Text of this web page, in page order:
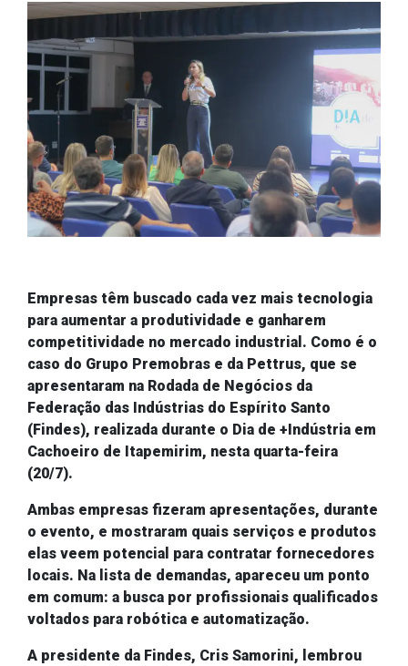
Empresas têm buscado cada vez mais tecnologia
para aumentar a produtividade e ganharem
competitividade no mercado industrial. Como é o
caso do Grupo Premobras e da Pettrus, que se
apresentaram na Rodada de Negócios da
Federação das Indústrias do Espírito Santo
(Findes), realizada durante o Dia de +Indústria em
Cachoeiro de Itapemirim, nesta quarta-feira
(20/7).
Ambas empresas fizeram apresentações, durante
o evento, e mostraram quais serviços e produtos
elas veem potencial para contratar fornecedores
locais. Na lista de demandas, apareceu um ponto
em comum: a busca por profissionais qualificados
voltados para robótica e automatização.
A presidente da Findes, Cris Samorini, lembrou